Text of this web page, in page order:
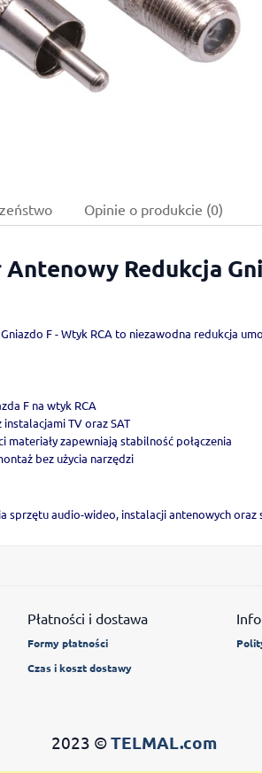
Opinie o produkcie (0)
Redukcja
F - Wtyk RCA to niezawodna redukcja
F na wtyk RCA
TV oraz SAT
materiały zapewniają stabilność połączenia
bez użycia narzędzi
sprzętu audio-wideo, instalacji antenowych
Płatności i dostawa
Formy płatności
Czas i koszt dostawy
2023 ©TELMAL.com